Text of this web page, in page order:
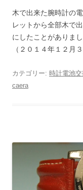
木で出来た腕時計の
レットから全部木で
にしたことがありま
（２０１４年１２月
カテゴリー: 時計電池交
caera